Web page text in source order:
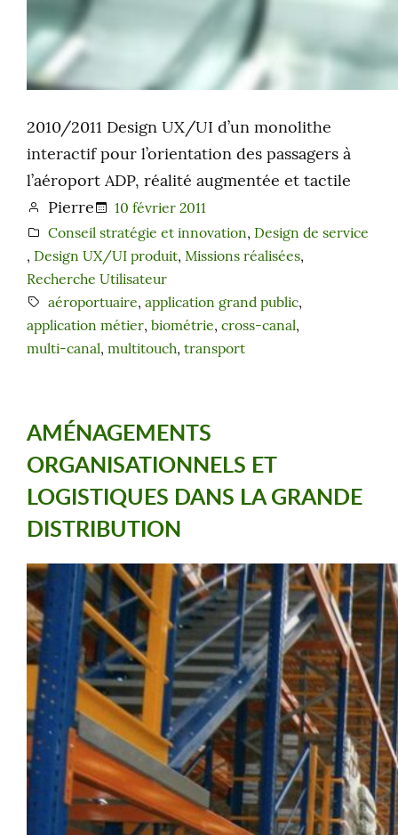
2010/2011 Design UX/UI d’un monolithe
interactif pour l’orientation des passagers à
l’aéroport ADP, réalité augmentée et tactile
Pierre
10 février 2011
Conseil stratégie et innovation, Design de service
, Design UX/UI produit, Missions réalisées,
Recherche Utilisateur
aéroportuaire, application grand public,
application métier, biométrie, cross-canal,
multi-canal, multitouch, transport
AMÉNAGEMENTS
ORGANISATIONNELS ET
LOGISTIQUES DANS LA GRANDE
DISTRIBUTION